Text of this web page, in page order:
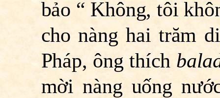
bảo “ Không, tôi
cho nàng hai trăm
Pháp, ông thích
mời nàng uống